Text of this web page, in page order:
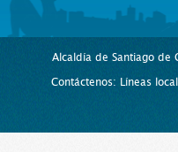
Alcaldía de Santiago de
Contáctenos: Líneas